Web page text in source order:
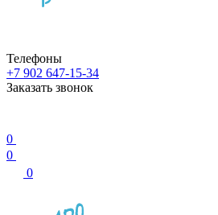
Телефоны
+7 902 647-15-34
Заказать звонок
0
0
0